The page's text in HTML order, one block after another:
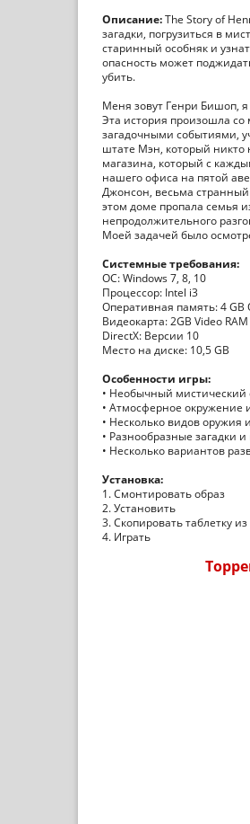
Описание:The Story of
загадки, погрузиться в
старинный особняк и
опасность может
убить.
Меня зовут Генри Бишоп,
Эта история произошла
загадочными событиями,
штате Мэн, который никто
магазина, который с
нашего офиса на пятой
Джонсон, весьма странный
этом доме пропала семья
непродолжительного
Моей задачей было
Системные требования:
ОС: Windows 7, 8, 10
Процессор: Intel i3
Оперативная память: 4 GB
Видеокарта: 2GB Video RAM
DirectX: Версии 10
Место на диске: 10,5 GB
Особенности игры:
• Необычный мистический
• Атмосферное окружение
• Несколько видов оружия
• Разнообразные загадки
• Несколько вариантов
Установка:
1. Смонтировать образ
2. Установить
3. Скопировать таблетку
4. Играть